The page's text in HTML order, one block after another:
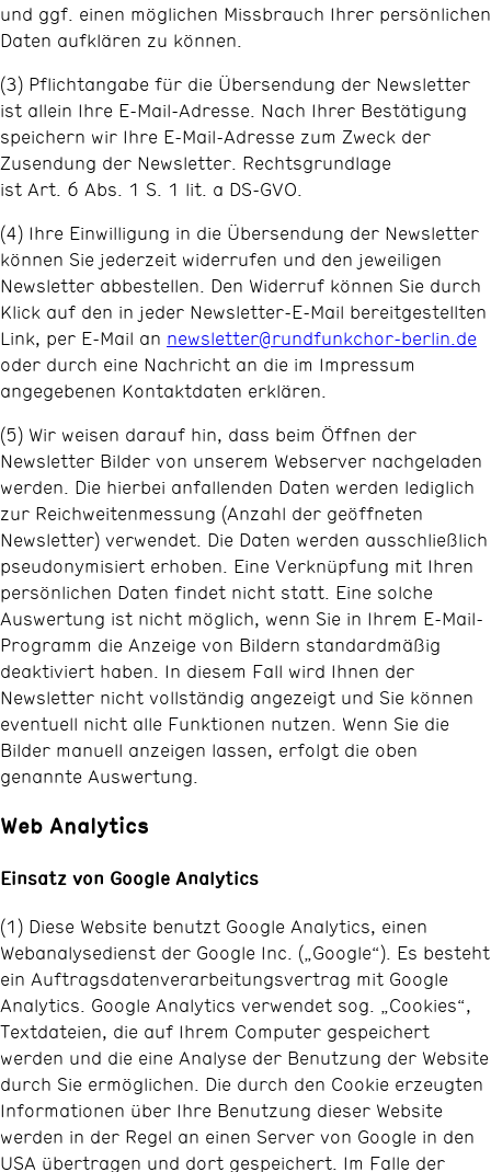
und ggf. einen möglichen Missbrauch Ihrer persönlichen
Daten aufklären zu können.
(3) Pflichtangabe für die Übersendung der Newsletter
ist allein Ihre E-Mail-Adresse. Nach Ihrer Bestätigung
speichern wir Ihre E-Mail-Adresse zum Zweck der
Zusendung der Newsletter. Rechtsgrundlage
ist Art. 6 Abs. 1 S. 1 lit. a DS-GVO.
(4) Ihre Einwilligung in die Übersendung der Newsletter
können Sie jederzeit widerrufen und den jeweiligen
Newsletter abbestellen. Den Widerruf können Sie durch
Klick auf den in jeder Newsletter-E-Mail bereitgestellten
Link, per E-Mail an newsletter@rundfunkchor-berlin.de
oder durch eine Nachricht an die im Impressum
angegebenen Kontaktdaten erklären.
(5) Wir weisen darauf hin, dass beim Öffnen der
Newsletter Bilder von unserem Webserver nachgeladen
werden. Die hierbei anfallenden Daten werden lediglich
zur Reichweitenmessung (Anzahl der geöffneten
Newsletter) verwendet. Die Daten werden ausschließlich
pseudonymisiert erhoben. Eine Verknüpfung mit Ihren
persönlichen Daten findet nicht statt. Eine solche
Auswertung ist nicht möglich, wenn Sie in Ihrem E-Mail-
Programm die Anzeige von Bildern standardmäßig
deaktiviert haben. In diesem Fall wird Ihnen der
Newsletter nicht vollständig angezeigt und Sie können
eventuell nicht alle Funktionen nutzen. Wenn Sie die
Bilder manuell anzeigen lassen, erfolgt die oben
genannte Auswertung.
Web Analytics
Einsatz von Google Analytics
(1) Diese Website benutzt Google Analytics, einen
Webanalysedienst der Google Inc. („Google“). Es besteht
ein Auftragsdatenverarbeitungsvertrag mit Google
Analytics. Google Analytics verwendet sog. „Cookies“,
Textdateien, die auf Ihrem Computer gespeichert
werden und die eine Analyse der Benutzung der Website
durch Sie ermöglichen. Die durch den Cookie erzeugten
Informationen über Ihre Benutzung dieser Website
werden in der Regel an einen Server von Google in den
USA übertragen und dort gespeichert. Im Falle der